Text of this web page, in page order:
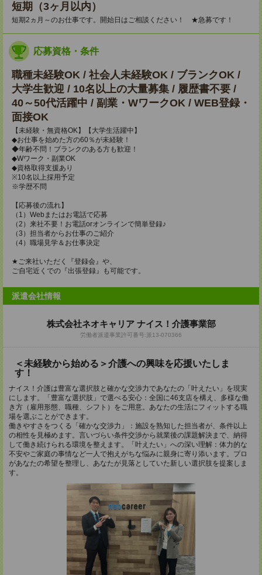
短期（3ヶ月以内）
短期2ヵ月～のお仕事です。開始日はご相談ください！ ★急募です！
応募資格・条件
職種未経験OK / 社会人未経験OK / ブランクOK /
大学生歓迎 / 10名以上の大量募集 / 履歴書不要 /
40～50代活躍中 / 副業・WワークOK / WEB登録・
面接OK
【未経験・無資格OK】【大学生活躍中】
◆お仕事を始めた方の60％が未経験！
◆年齢不問！ブランクのある方も歓迎！
◆Wワーク・副業OK
◆資格取得支援あり
※10名以上採用予定
※学歴不問
【応募後の流れ】
（1）Webまたはお電話で応募
（2）来社不要！お電話orオンラインで簡単登録♪
（3）担当者からお仕事のご紹介
（4）職場見学＆お仕事決定
★ご来社いただく『登録会』や、
ご自宅近くでの『出張登録』も可能です。
派遣会社情報
株式会社ネオキャリア ナイス！介護事業部
労働者派遣事業許可番号:派13-070366
＜未経験から始める＞介護への興味を応援いたしま
す！
ナイス！介護は豊富な選択肢と確かな交渉力であなたの「叶えたい」を現実
にします。「豊富な選択肢」で選べる安心：全国に46支店を構え、多様な働
き方（雇用形態、職種、シフト）をご用意。あなたの生活にフィットする職
場を選ぶことができます。
働きやすさをつくる「確かな交渉力」：施設を熟知した担当者が、条件以上
の相性を見極めます。言いづらい条件交渉から就業後の課題解決まで、納得
して働き続けられる環境を整えます。「叶えたい」への深い理解：体力的な
不安やご家庭の事情など一人で抱えがちな悩みに親身に寄り添います。プロ
があなたの希望を整理し、あなたが見落としていた新しい選択肢を提案しま
す。